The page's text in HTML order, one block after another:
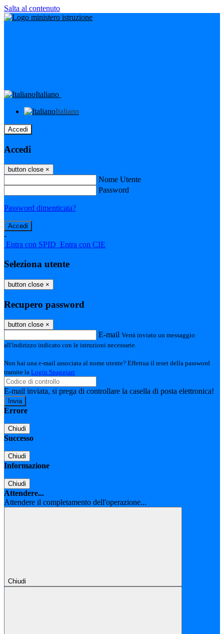
Salta al contenuto
Italiano
Italiano
Accedi
Accedi
button close ×
Nome Utente
Password
Password dimenticata?
-
Entra con SPID Entra con CIE
Seleziona utente
button close ×
Recupero password
button close ×
E-mail Verrà inviato un messaggio
all'indirizzo indicato con le istruzioni necessarie.
Non hai una e-mail associata al nome utente? Effettua il reset della password
tramite la Login Spaggiari
E-mail inviata, si prega di controllare la casella di posta elettronica!
Errore
Chiudi
Successo
Chiudi
Informazione
Chiudi
Attendere...
Attendere il completamento dell'operazione...
Chiudi